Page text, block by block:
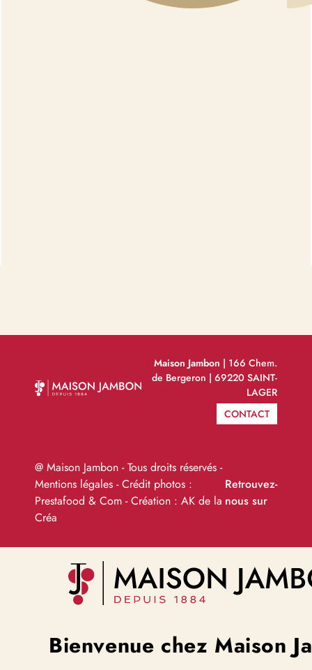
Maison Jambon | 166 Chem.
de Bergeron | 69220 SAINT-
LAGER
CONTACT
@ Maison Jambon - Tous droits réservés -
Mentions légales - Crédit photos :
Prestafood & Com - Création : AK de la
Créa
Retrouvez-
nous sur
Bienvenue chez Maison